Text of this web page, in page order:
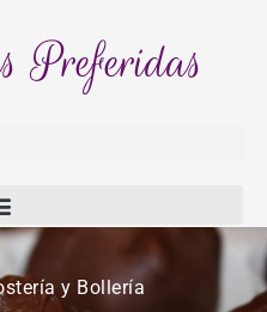
Preferidas
y Bollería